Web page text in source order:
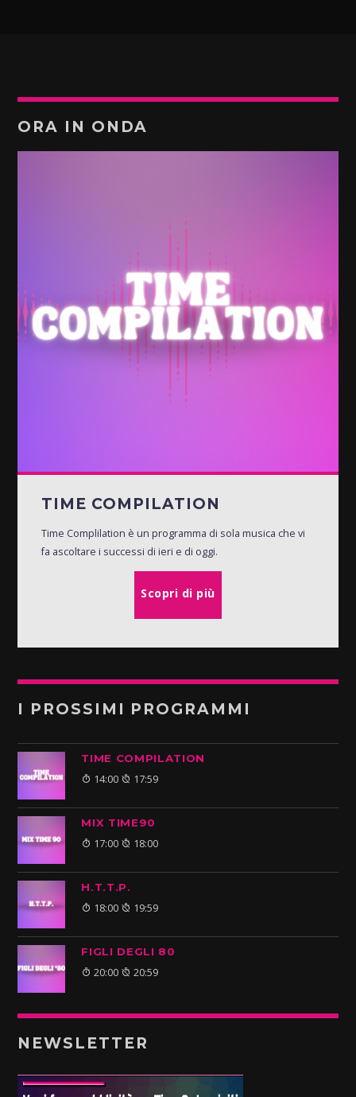
ORA IN ONDA
TIME COMPILATION
Time Complilation è un programma di sola musica che vi
fa ascoltare i successi di ieri e di oggi.
Scopri di più
I PROSSIMI PROGRAMMI
TIME COMPILATION
14:00 17:59
MIX TIME90
17:00 18:00
H.T.T.P.
18:00 19:59
FIGLI DEGLI 80
20:00 20:59
NEWSLETTER